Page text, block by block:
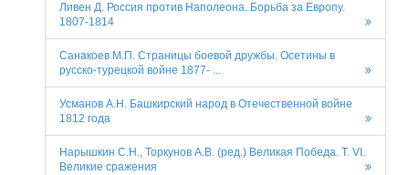
Ливен Д. Россия против Наполеона. Борьба за Европу.
1807-1814
Санакоев М.П. Страницы боевой дружбы. Осетины в
русско-турецкой войне 1877- ...
Усманов А.Н. Башкирский народ в Отечественной войне
1812 года
Нарышкин С.Н., Торкунов А.В. (ред.) Великая Победа. Т. VI.
Великие сражения